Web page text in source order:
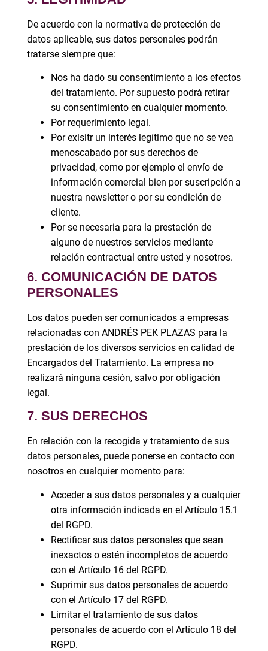
De acuerdo con la normativa de protección de
datos aplicable, sus datos personales podrán
tratarse siempre que:
Nos ha dado su consentimiento a los efectos
del tratamiento. Por supuesto podrá retirar
su consentimiento en cualquier momento.
Por requerimiento legal.
Por exisitr un interés legítimo que no se vea
menoscabado por sus derechos de
privacidad, como por ejemplo el envío de
información comercial bien por suscripción a
nuestra newsletter o por su condición de
cliente.
Por se necesaria para la prestación de
alguno de nuestros servicios mediante
relación contractual entre usted y nosotros.
6. COMUNICACIÓN DE DATOS
PERSONALES
Los datos pueden ser comunicados a empresas
relacionadas con ANDRÉS PEK PLAZAS para la
prestación de los diversos servicios en calidad de
Encargados del Tratamiento. La empresa no
realizará ninguna cesión, salvo por obligación
legal.
7. SUS DERECHOS
En relación con la recogida y tratamiento de sus
datos personales, puede ponerse en contacto con
nosotros en cualquier momento para:
Acceder a sus datos personales y a cualquier
otra información indicada en el Artículo 15.1
del RGPD.
Rectificar sus datos personales que sean
inexactos o estén incompletos de acuerdo
con el Artículo 16 del RGPD.
Suprimir sus datos personales de acuerdo
con el Artículo 17 del RGPD.
Limitar el tratamiento de sus datos
personales de acuerdo con el Artículo 18 del
RGPD.